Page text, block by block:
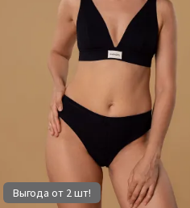
Выгода от 2 шт!